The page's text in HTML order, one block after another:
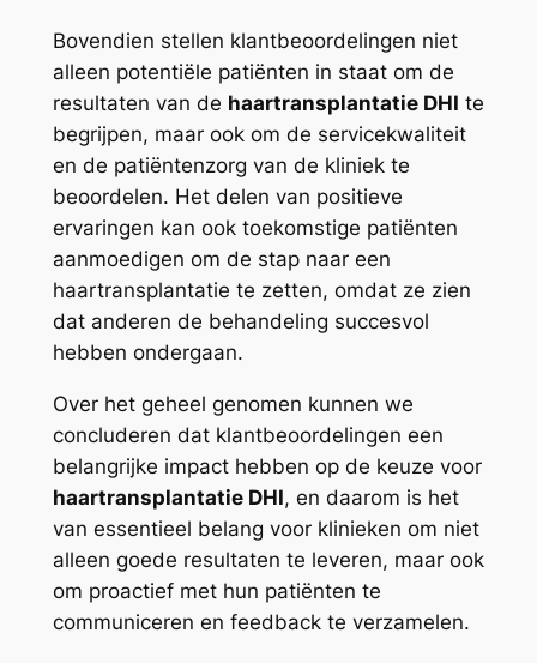
Bovendien stellen klantbeoordelingen niet
alleen potentiële patiënten in staat om de
resultaten van de haartransplantatie DHI te
begrijpen, maar ook om de servicekwaliteit
en de patiëntenzorg van de kliniek te
beoordelen. Het delen van positieve
ervaringen kan ook toekomstige patiënten
aanmoedigen om de stap naar een
haartransplantatie te zetten, omdat ze zien
dat anderen de behandeling succesvol
hebben ondergaan.
Over het geheel genomen kunnen we
concluderen dat klantbeoordelingen een
belangrijke impact hebben op de keuze voor
haartransplantatie DHI, en daarom is het
van essentieel belang voor klinieken om niet
alleen goede resultaten te leveren, maar ook
om proactief met hun patiënten te
communiceren en feedback te verzamelen.